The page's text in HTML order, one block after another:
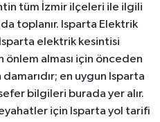
tüm İzmir ilçeleri ile ilgili
toplanır. Isparta Elektrik
elektrik kesintisi
önlem alması için önceden
en uygun Isparta
bilgileri burada yer alır.
için Isparta yol tarifi